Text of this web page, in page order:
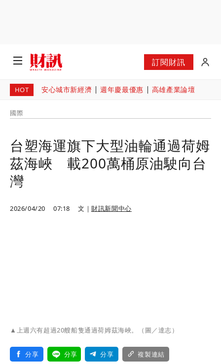
訂閱財訊
HOT 安心城市新經濟 週年慶最優惠 高雄產業論壇
國際
台塑海運旗下大型油輪通過荷姆
茲海峽 載200萬桶原油駛向台
灣
2026/04/20 07:18 文｜ 財訊新聞中心
▲上週六有超過20艘船隻通過荷姆茲海峽。（圖／達志）
分享 分享 分享 複製連結